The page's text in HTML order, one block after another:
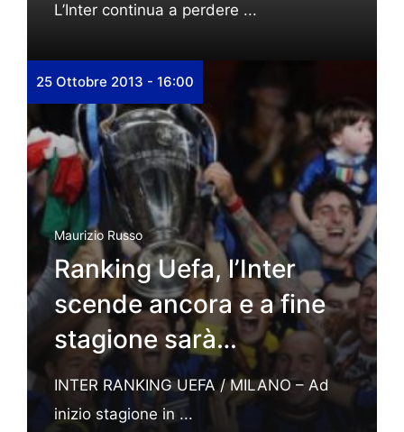
L’Inter continua a perdere ...
25 Ottobre 2013 - 16:00
Maurizio Russo
Ranking Uefa, l’Inter
scende ancora e a fine
stagione sarà…
INTER RANKING UEFA / MILANO – Ad
inizio stagione in ...